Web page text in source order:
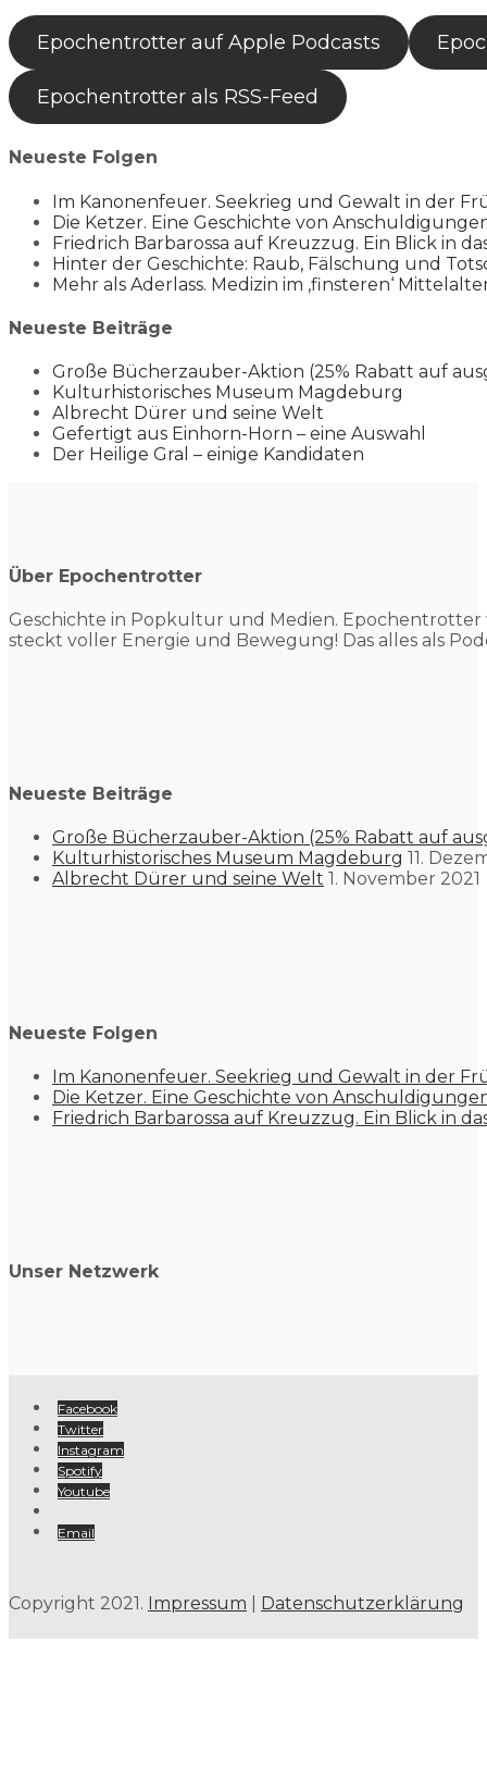
Epochentrotter auf Apple Podcasts
Epochentrotter als RSS-Feed
Neueste Folgen
Im Kanonenfeuer. Seekrieg und Gewalt in der
Die Ketzer. Eine Geschichte von
Friedrich Barbarossa auf Kreuzzug. Ein Blick in
Hinter der Geschichte: Raub, Fälschung und
Mehr als Aderlass. Medizin im ‚finsteren‘
Neueste Beiträge
Große Bücherzauber-Aktion (25% Rabatt auf
Kulturhistorisches Museum Magdeburg
Albrecht Dürer und seine Welt
Gefertigt aus Einhorn-Horn – eine Auswahl
Der Heilige Gral – einige Kandidaten
Über Epochentrotter
Geschichte in Popkultur und Medien. Epochentrotter
steckt voller Energie und Bewegung! Das alles als
Neueste Beiträge
Große Bücherzauber-Aktion (25% Rabatt auf
Kulturhistorisches Museum Magdeburg 11.
Albrecht Dürer und seine Welt 1. November 2021
Neueste Folgen
Im Kanonenfeuer. Seekrieg und Gewalt in der
Die Ketzer. Eine Geschichte von
Friedrich Barbarossa auf Kreuzzug. Ein Blick in
Unser Netzwerk
Facebook
Twitter
Instagram
Spotify
Youtube
Email
Copyright 2021. Impressum Datenschutzerklärung